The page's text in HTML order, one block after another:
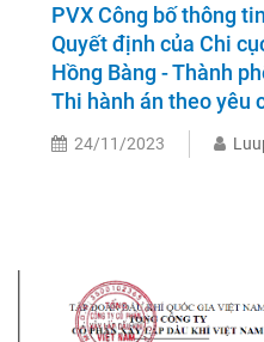
PVX Công bố thông
Quyết định của Chi
Hồng Bàng - Thành
Thi hành án theo yêu
24/11/2023